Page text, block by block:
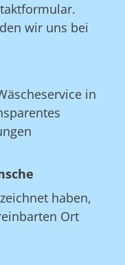
wir uns bei
in
haben,
Ort